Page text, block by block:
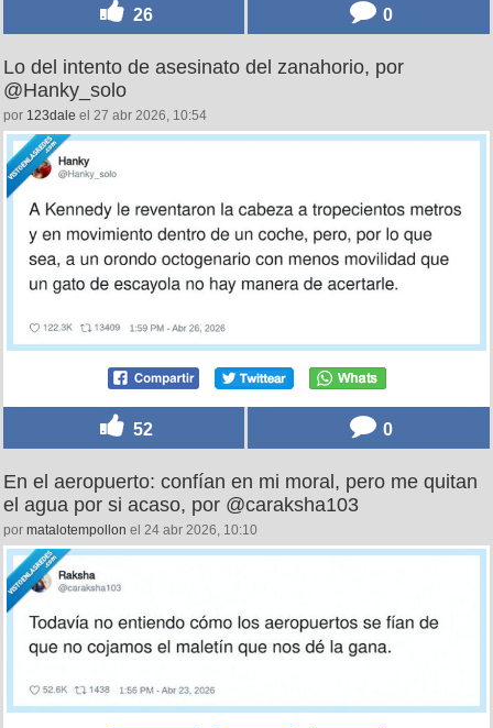
26 0
Lo del intento de asesinato del zanahorio, por
@Hanky_solo
por 123dale el 27 abr 2026, 10:54
52 0
En el aeropuerto: confían en mi moral, pero me quitan
el agua por si acaso, por @caraksha103
por matalotempollon el 24 abr 2026, 10:10